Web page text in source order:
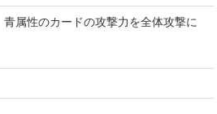
青属性のカードの攻撃力を全体攻撃に